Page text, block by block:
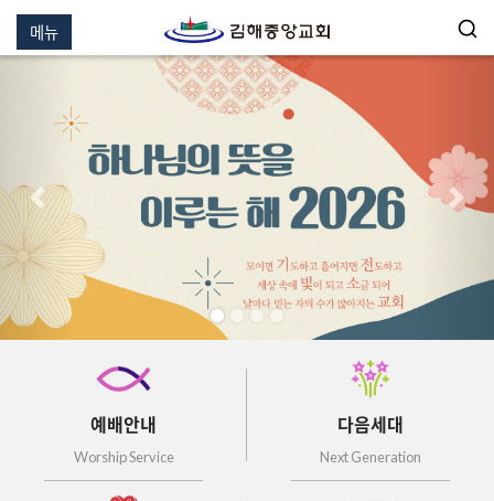
메뉴
이전 다음
예배안내
Worship Service
다음세대
Next Generation